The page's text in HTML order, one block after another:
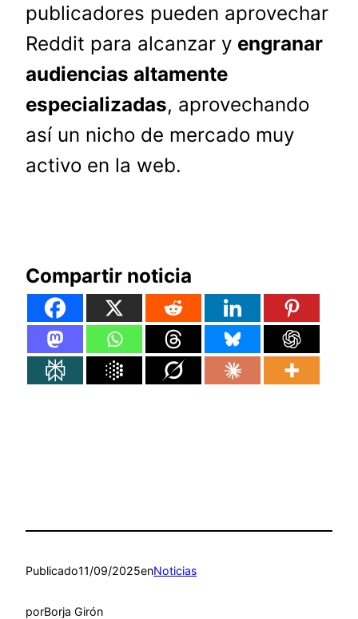
publicadores pueden aprovechar
Reddit para alcanzar y engranar
audiencias altamente
especializadas, aprovechando
así un nicho de mercado muy
activo en la web.
Compartir noticia
Publicado11/09/2025enNoticias
porBorja Girón